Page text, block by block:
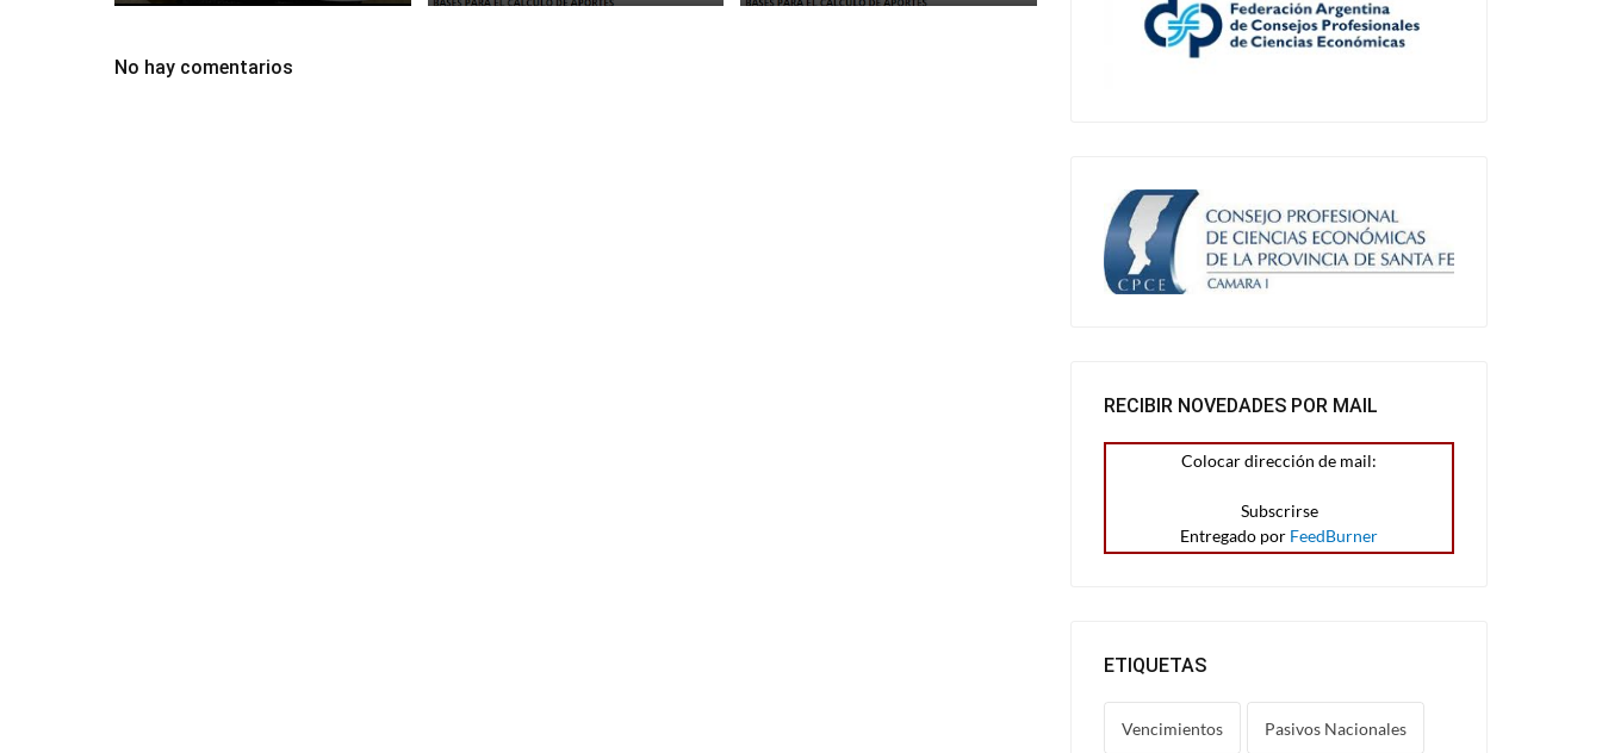
No hay comentarios
RECIBIR NOVEDADES POR MAIL
Colocar dirección de mail:
Entregado por FeedBurner
ETIQUETAS
Vencimientos Pasivos Nacionales